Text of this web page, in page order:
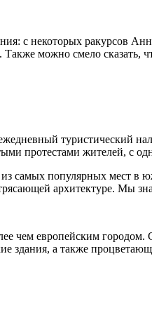
с некоторых ракурсов
можно смело
туристический
протестами жителей, с
самых популярных мест
архитектуре. Мы
чем европейским
здания, а также